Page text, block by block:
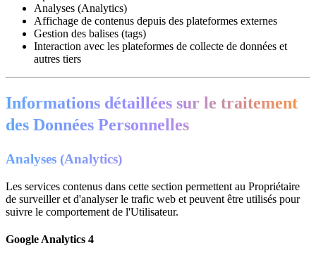
Analyses (Analytics)
Affichage de contenus depuis des plateformes externes
Gestion des balises (tags)
Interaction avec les plateformes de collecte de données et
autres tiers
Informations détaillées sur le traitement
des Données Personnelles
Analyses (Analytics)
Les services contenus dans cette section permettent au Propriétaire
de surveiller et d'analyser le trafic web et peuvent être utilisés pour
suivre le comportement de l'Utilisateur.
Google Analytics 4